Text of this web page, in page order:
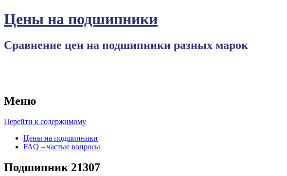
Цены на подшипники
Сравнение цен на подшипники разных марок
Меню
Перейти к содержимому
Цены на подшипники
FAQ – частые вопросы
Подшипник 21307